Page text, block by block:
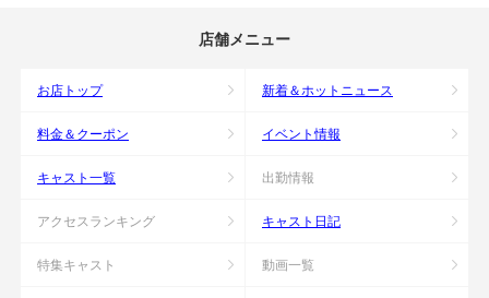
店舗メニュー
お店トップ 新着＆ホットニュース
料金＆クーポン イベント情報
キャスト一覧 出勤情報
アクセスランキング キャスト日記
特集キャスト 動画一覧